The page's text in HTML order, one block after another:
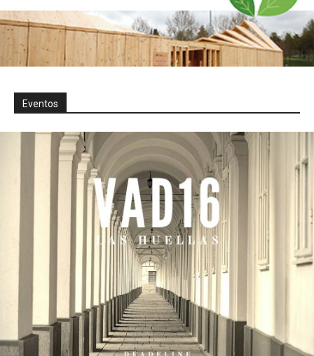
Eventos